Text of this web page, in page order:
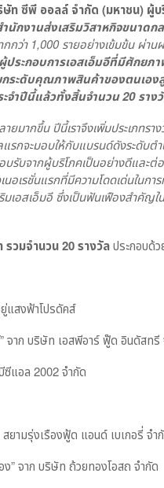
ษัทซีพี ออลล์ จำกัด (มหาชน) ผู้บ
นักงานส่งเสริมวิสาหกิจขนาดก
กว่า1,000 รายอย่างเข้มข้น ผ่าน
ประกอบการเอสเอ็มอีที่มีศักยภ
ะดับคุณภาพสินค้าของตนเอง
จำปีนี้แล้วทั้งสิ้นจำนวน20ราง
มากขึ้น ปีนี้เราจึงเพิ่มประเภทรา
แรกจะมอบให้กับแบรนด์ดังระดับต
บรับจากผู้บริโภคเป็นอย่างดีและต่
เนอเรชั่นแรกที่มีความโดดเด่นใน
ริมเอสเอ็มอี ซึ่งเป็นฟันเฟืองสำคั
รวมจำนวน20รางวัลประกอบด้ว
แสงฟ้าโปรดัคส์
จาก บริษัท เอสพีอาร์ ฟู๊ด อินดัสทรี
แอล 2002 จำกัด
มรุ่งเรืองฟู้ด แอนด์ เบเกอรี่ จำ
” จาก บริษัท ถ้วยทองโอสถ จำกัด